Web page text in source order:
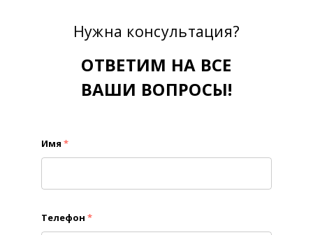
Нужна консультация?
ОТВЕТИМ НА ВСЕ
ВАШИ ВОПРОСЫ!
Имя *
Телефон *